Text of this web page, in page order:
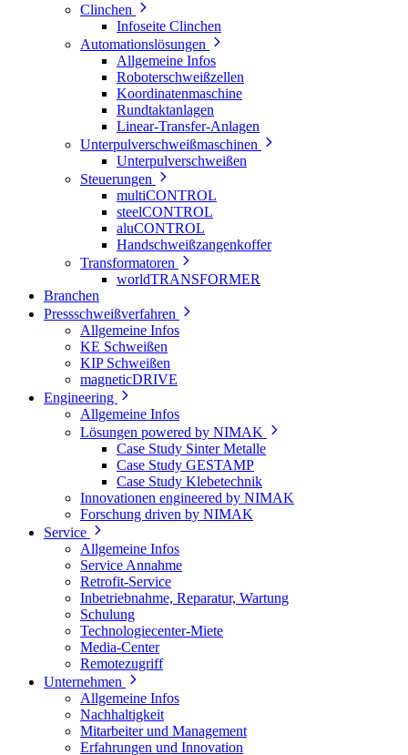
Clinchen
Infoseite Clinchen
Automationslösungen
Allgemeine Infos
Roboterschweißzellen
Koordinatenmaschine
Rundtaktanlagen
Linear-Transfer-Anlagen
Unterpulverschweißmaschinen
Unterpulverschweißen
Steuerungen
multiCONTROL
steelCONTROL
aluCONTROL
Handschweißzangenkoffer
Transformatoren
worldTRANSFORMER
Branchen
Pressschweißverfahren
Allgemeine Infos
KE Schweißen
KIP Schweißen
magneticDRIVE
Engineering
Allgemeine Infos
Lösungen powered by NIMAK
Case Study Sinter Metalle
Case Study GESTAMP
Case Study Klebetechnik
Innovationen engineered by NIMAK
Forschung driven by NIMAK
Service
Allgemeine Infos
Service Annahme
Retrofit-Service
Inbetriebnahme, Reparatur, Wartung
Schulung
Technologiecenter-Miete
Media-Center
Remotezugriff
Unternehmen
Allgemeine Infos
Nachhaltigkeit
Mitarbeiter und Management
Erfahrungen und Innovation